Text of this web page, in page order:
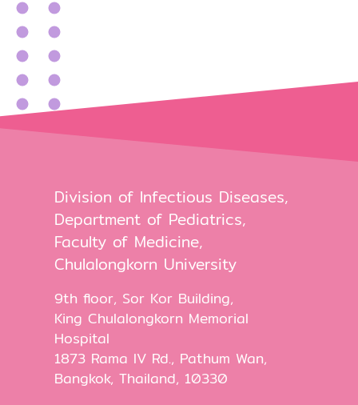
Division of Infectious Diseases,
Department of Pediatrics,
Faculty of Medicine,
Chulalongkorn University
9th floor, Sor Kor Building,
King Chulalongkorn Memorial
Hospital
1873 Rama IV Rd., Pathum Wan,
Bangkok, Thailand, 10330